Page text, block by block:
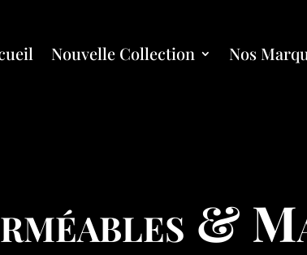
Nouvelle Collection Nos
&